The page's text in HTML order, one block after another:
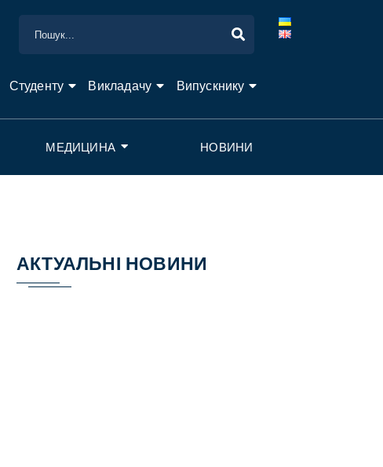
Студенту Викладачу Випускнику
МЕДИЦИНА НОВИНИ
АКТУАЛЬНІ НОВИНИ